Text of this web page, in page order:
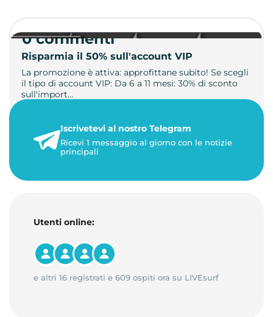
Risparmia il 50% sull'account VIP
La promozione è attiva: approfittane subito! Se scegli
il tipo di account VIP: Da 6 a 11 mesi: 30% di sconto
sull'import…
1 minuto di lettura
0 commenti
Iscrivetevi al nostro Telegram
Ricevi 1 messaggio al giorno con le notizie
principali
Utenti online:
e altri 16 registrati e 609 ospiti ora su LIVEsurf